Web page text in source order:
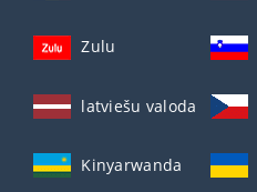
Zulu
latviešu valoda
Kinyarwanda